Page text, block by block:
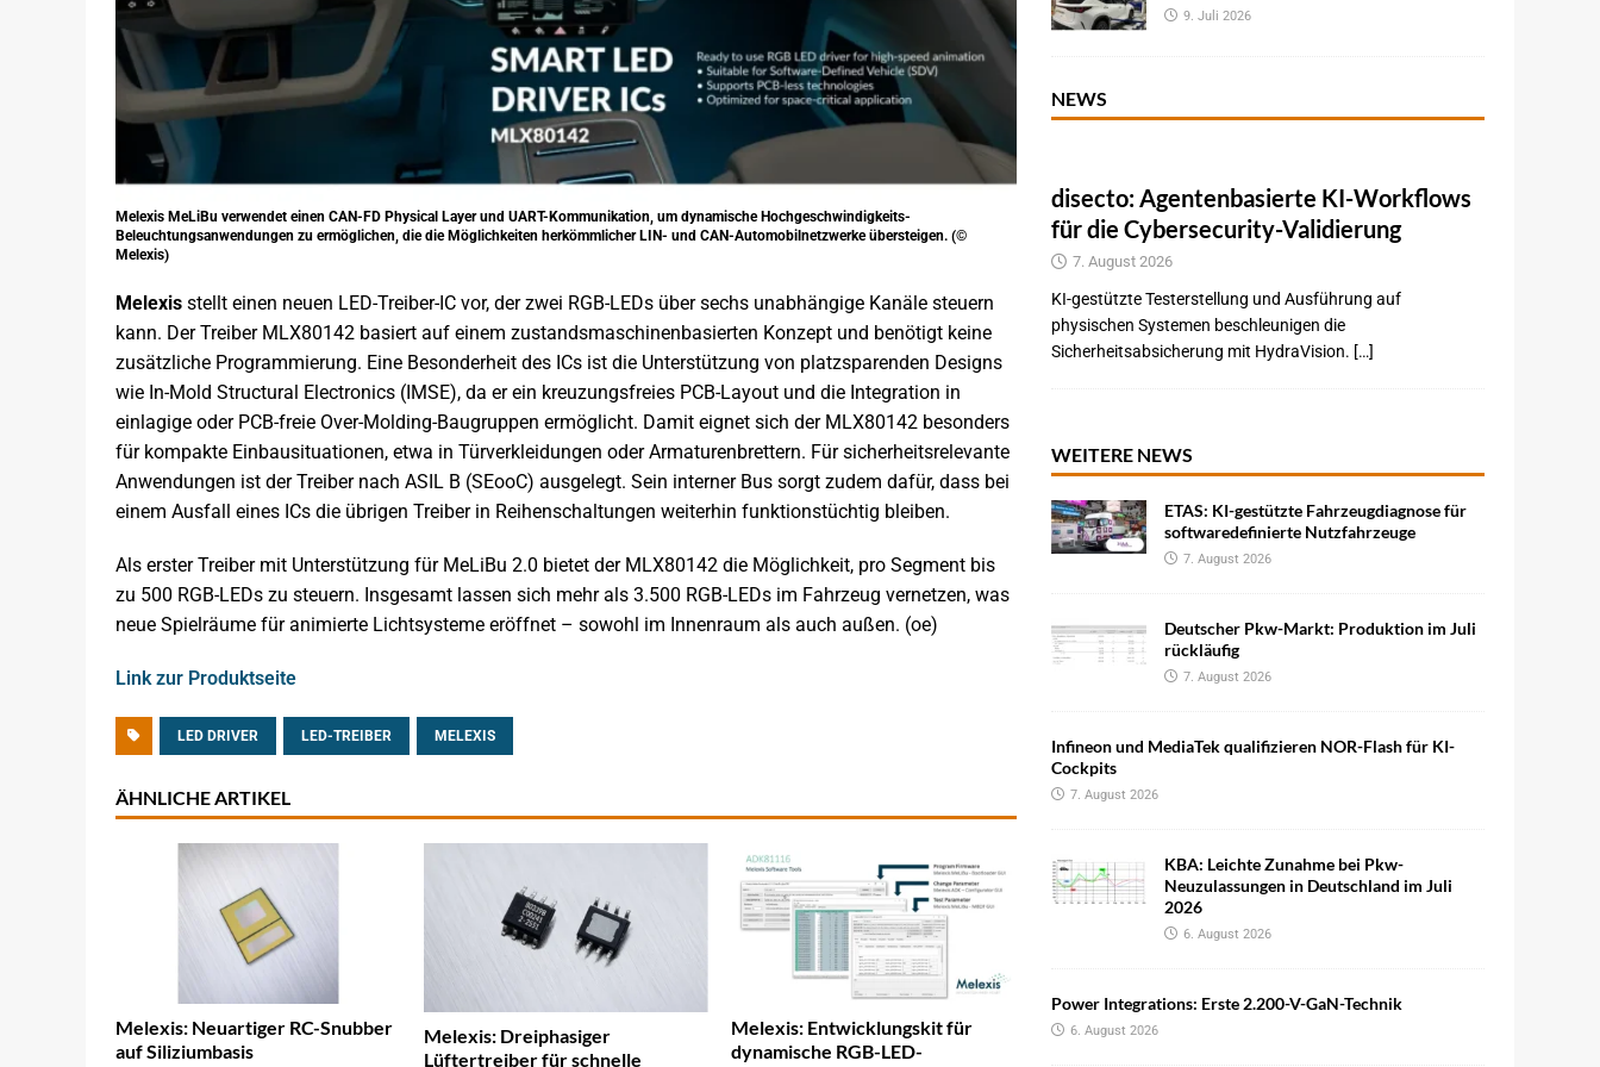
Melexis MeLiBu verwendet einen CAN-FD Physical Layer und UART-Kommunikation, um dynamische Hochgeschwindigkeits-
Beleuchtungsanwendungen zu ermöglichen, die die Möglichkeiten herkömmlicher LIN- und CAN-Automobilnetzwerke übersteigen. (©
Melexis)
Melexis stellt einen neuen LED-Treiber-IC vor, der zwei RGB-LEDs über sechs unabhängige Kanäle steuern
kann. Der Treiber MLX80142 basiert auf einem zustandsmaschinenbasierten Konzept und benötigt keine
zusätzliche Programmierung. Eine Besonderheit des ICs ist die Unterstützung von platzsparenden Designs
wie In-Mold Structural Electronics (IMSE), da er ein kreuzungsfreies PCB-Layout und die Integration in
einlagige oder PCB-freie Over-Molding-Baugruppen ermöglicht. Damit eignet sich der MLX80142 besonders
für kompakte Einbausituationen, etwa in Türverkleidungen oder Armaturenbrettern. Für sicherheitsrelevante
Anwendungen ist der Treiber nach ASIL B (SEooC) ausgelegt. Sein interner Bus sorgt zudem dafür, dass bei
einem Ausfall eines ICs die übrigen Treiber in Reihenschaltungen weiterhin funktionstüchtig bleiben.
Als erster Treiber mit Unterstützung für MeLiBu 2.0 bietet der MLX80142 die Möglichkeit, pro Segment bis
zu 500 RGB-LEDs zu steuern. Insgesamt lassen sich mehr als 3.500 RGB-LEDs im Fahrzeug vernetzen, was
neue Spielräume für animierte Lichtsysteme eröffnet – sowohl im Innenraum als auch außen. (oe)
Link zur Produktseite
LED DRIVER LED-TREIBER MELEXIS
ÄHNLICHE ARTIKEL
Melexis: Neuartiger RC-Snubber
auf Siliziumbasis
Melexis: Dreiphasiger
Lüftertreiber für schnelle
Melexis: Entwicklungskit für
dynamische RGB-LED-
9. Juli 2026
NEWS
disecto: Agentenbasierte KI-Workflows
für die Cybersecurity-Validierung
7. August 2026
KI-gestützte Testerstellung und Ausführung auf
physischen Systemen beschleunigen die
Sicherheitsabsicherung mit HydraVision. […]
WEITERE NEWS
ETAS: KI-gestützte Fahrzeugdiagnose für
softwaredefinierte Nutzfahrzeuge
7. August 2026
Deutscher Pkw-Markt: Produktion im Juli
rückläufig
7. August 2026
Infineon und MediaTek qualifizieren NOR-Flash für KI-
Cockpits
7. August 2026
KBA: Leichte Zunahme bei Pkw-
Neuzulassungen in Deutschland im Juli
2026
6. August 2026
Power Integrations: Erste 2.200-V-GaN-Technik
6. August 2026